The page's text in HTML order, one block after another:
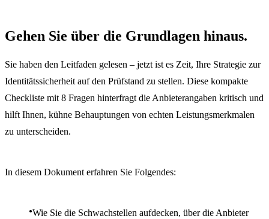
Gehen Sie über die Grundlagen hinaus.
Sie haben den Leitfaden gelesen – jetzt ist es Zeit, Ihre Strategie zur
Identitätssicherheit auf den Prüfstand zu stellen. Diese kompakte
Checkliste mit 8 Fragen hinterfragt die Anbieterangaben kritisch und
hilft Ihnen, kühne Behauptungen von echten Leistungsmerkmalen
zu unterscheiden.
In diesem Dokument erfahren Sie Folgendes:
Wie Sie die Schwachstellen aufdecken, über die Anbieter